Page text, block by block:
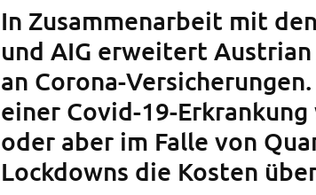
In Zusammenarbeit mit
und AIG erweitert
an Corona-
einer Covid-19-
oder aber im Falle von
Lockdowns die Kosten